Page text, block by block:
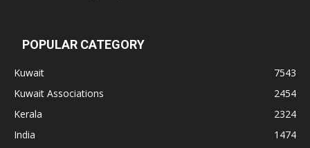
POPULAR CATEGORY
Kuwait
7543
Kuwait Associations
2454
Kerala
2324
India
1474